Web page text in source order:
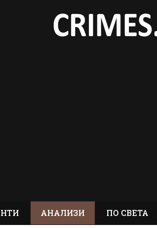
АНАЛИЗИ ПО СВЕТА